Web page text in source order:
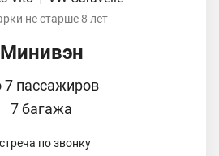
не старше 8 лет
Минивэн
7 пассажиров
7 багажа
по звонку